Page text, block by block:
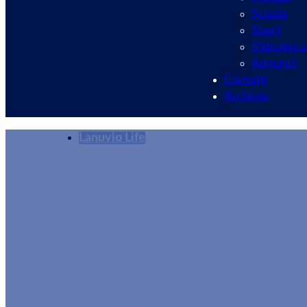
Scuola
Sport
Videoteca
Annunci
Contatti
Archivio
Lanuvio Life